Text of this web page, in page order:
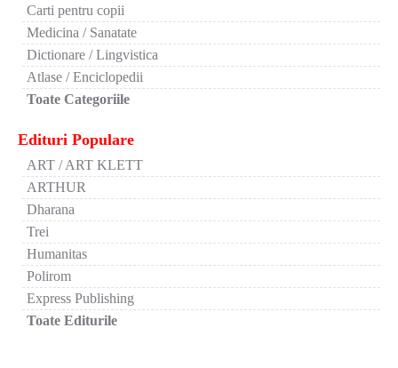
Carti pentru copii
Medicina / Sanatate
Dictionare / Lingvistica
Atlase / Enciclopedii
Toate Categoriile
Edituri Populare
ART / ART KLETT
ARTHUR
Dharana
Trei
Humanitas
Polirom
Express Publishing
Toate Editurile